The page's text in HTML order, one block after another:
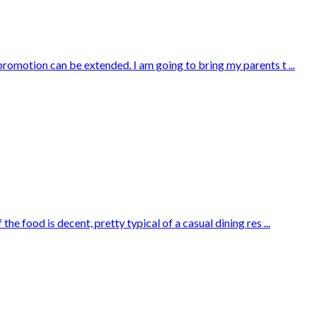
can be extended. I am going to bring my parents t ...
food is decent, pretty typical of a casual dining res ...